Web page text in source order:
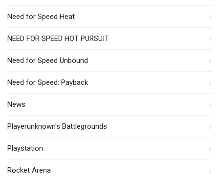
Need for Speed Heat
NEED FOR SPEED HOT PURSUIT
Need for Speed Unbound
Need for Speed: Payback
News
Playerunknown's Battlegrounds
Playstation
Rocket Arena